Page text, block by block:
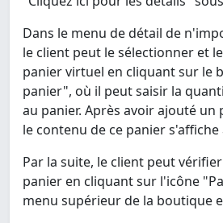
Dans le menu de détail de
le client peut le sélectionner et
panier virtuel en cliquant sur le
panier", où il peut saisir la
au panier. Après avoir ajouté un
le contenu de ce panier
Par la suite, le client peut
panier en cliquant sur l'icône
menu supérieur de la boutique